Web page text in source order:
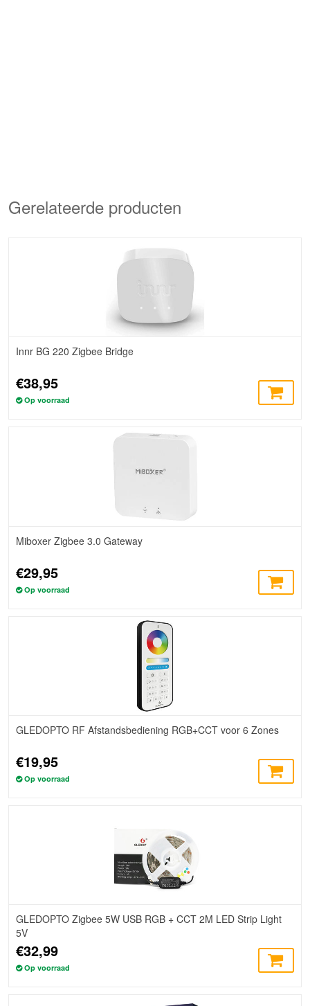
Gerelateerde producten
Innr BG 220 Zigbee Bridge
€38,95
Op voorraad
Miboxer Zigbee 3.0 Gateway
€29,95
Op voorraad
GLEDOPTO RF Afstandsbediening RGB+CCT voor 6 Zones
€19,95
Op voorraad
GLEDOPTO Zigbee 5W USB RGB + CCT 2M LED Strip Light
5V
€32,99
Op voorraad